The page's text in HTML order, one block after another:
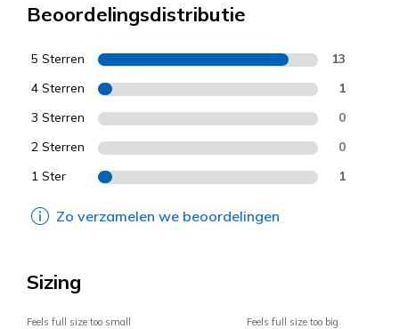
Beoordelingsdistributie
5 Sterren 13
4 Sterren 1
3 Sterren 0
2 Sterren 0
1 Ster 1
Zo verzamelen we beoordelingen
Sizing
Feels full size too small Feels full size too big